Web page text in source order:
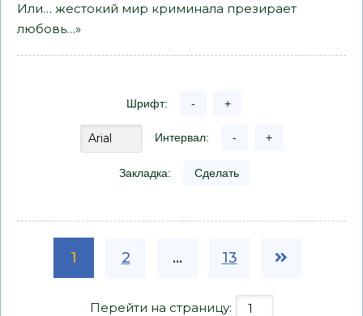
Или… жестокий мир криминала презирает
любовь…»
Шрифт: - +
Интервал: - +
Закладка: Сделать
1 2 ... 13
Перейти на страницу: